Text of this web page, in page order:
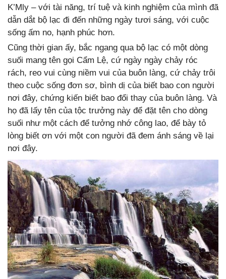
K’Mly – với tài năng, trí tuệ và kinh nghiệm của mình đã
dẫn dắt bộ lạc đi đến những ngày tươi sáng, với cuộc
sống ấm no, hạnh phúc hơn.
Cũng thời gian ấy, bắc ngang qua bộ lạc có một dòng
suối mang tên gọi Cẩm Lệ, cứ ngày ngày chảy róc
rách, reo vui cùng niềm vui của buôn làng, cứ chảy trôi
theo cuộc sống đơn sơ, bình dị của biết bao con người
nơi đây, chứng kiến biết bao đổi thay của buôn làng. Và
họ đã lấy tên của tộc trưởng này để đặt tên cho dòng
suối như một cách để tưởng nhớ công lao, để bày tỏ
lòng biết ơn với một con người đã đem ánh sáng về lại
nơi đây.